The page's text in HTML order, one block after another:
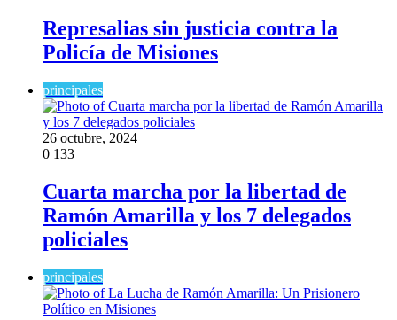
Represalias sin justicia contra la
Policía de Misiones
principales
26 octubre, 2024
0 133
Cuarta marcha por la libertad de
Ramón Amarilla y los 7 delegados
policiales
principales